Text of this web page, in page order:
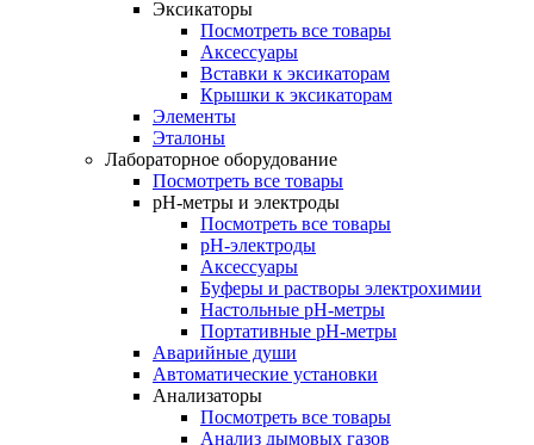
Эксикаторы
Посмотреть все товары
Аксессуары
Вставки к эксикаторам
Крышки к эксикаторам
Элементы
Эталоны
Лабораторное оборудование
Посмотреть все товары
pH-метры и электроды
Посмотреть все товары
pH-электроды
Аксессуары
Буферы и растворы электрохимии
Настольные рН-метры
Портативные рН-метры
Аварийные души
Автоматические установки
Анализаторы
Посмотреть все товары
Анализ дымовых газов